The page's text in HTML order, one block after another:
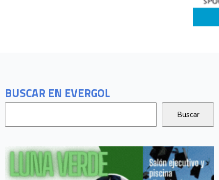
BUSCAR EN EVERGOL